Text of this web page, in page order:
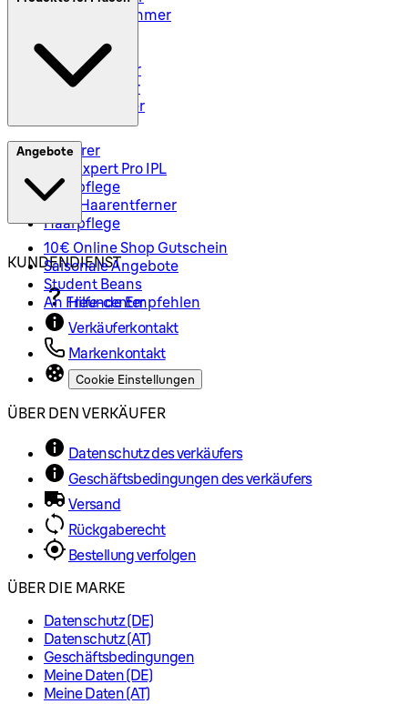
Styler und Trimmer
Rasiersets
Rasierzubehör
Body Groomer
Haarschneider
Epilierer
Silk-Expert Pro IPL
Hautpflege
Mini-Haarentferner
Haarpflege
Angebote
10€ Online Shop Gutschein
Saisonale Angebote
Student Beans
An Freunde Empfehlen
KUNDENDIENST
Hilfe-center
Verkäuferkontakt
Markenkontakt
Cookie Einstellungen
ÜBER DEN VERKÄUFER
Datenschutz des verkäufers
Geschäftsbedingungen des verkäufers
Versand
Rückgaberecht
Bestellung verfolgen
ÜBER DIE MARKE
Datenschutz (DE)
Datenschutz (AT)
Geschäftsbedingungen
Meine Daten (DE)
Meine Daten (AT)